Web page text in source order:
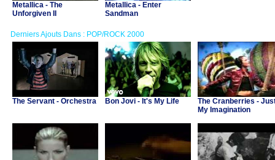
Metallica - The
Unforgiven II
Metallica - Enter
Sandman
Derniers Ajouts Dans : POP/ROCK 2000
The Servant - Orchestra Bon Jovi - It's My Life
The Cranberries -
My Imagination